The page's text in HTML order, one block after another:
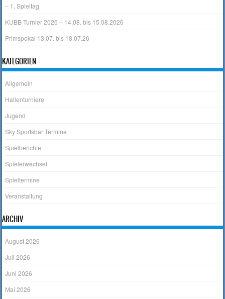
– 1. Spieltag
KUBB-Turnier 2026 – 14.08. bis 15.08.2026
Primspokal 13.07. bis 18.07.26
KATEGORIEN
Allgemein
Hallenturniere
Jugend
Sky Sportsbar Termine
Spielberichte
Spielerwechsel
Spieltermine
Veranstaltung
ARCHIV
August 2026
Juli 2026
Juni 2026
Mai 2026